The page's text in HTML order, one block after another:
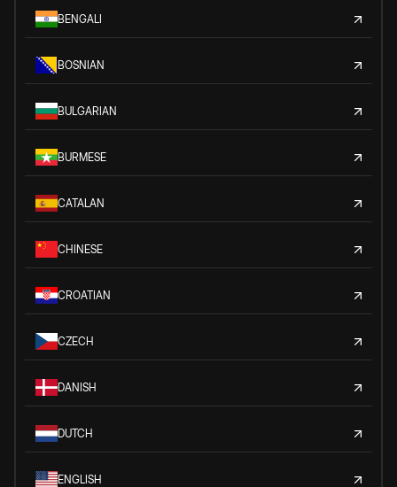
BENGALI
BOSNIAN
BULGARIAN
BURMESE
CATALAN
CHINESE
CROATIAN
CZECH
DANISH
DUTCH
ENGLISH